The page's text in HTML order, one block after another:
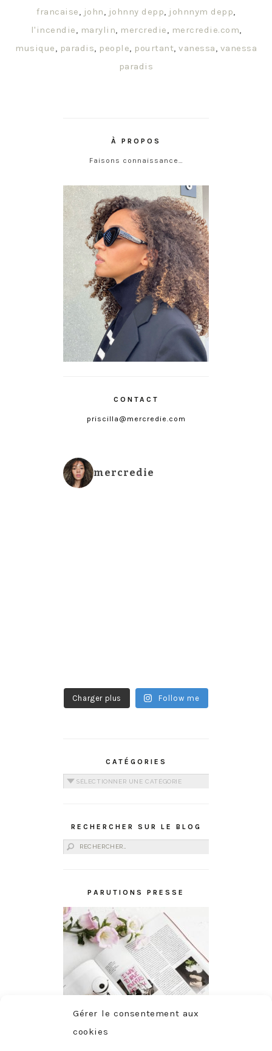
Gérer le consentement aux
cookies
francaise, john, johnny depp, johnnym depp,
l'incendie, marylin, mercredie, mercredie.com,
musique, paradis, people, pourtant, vanessa, vanessa
paradis
À PROPOS
Faisons connaissance…
CONTACT
priscilla@mercredie.com
mercredie
Charger plus Follow me
CATÉGORIES
Catégories
RECHERCHER SUR LE BLOG
Rechercher :
PARUTIONS PRESSE